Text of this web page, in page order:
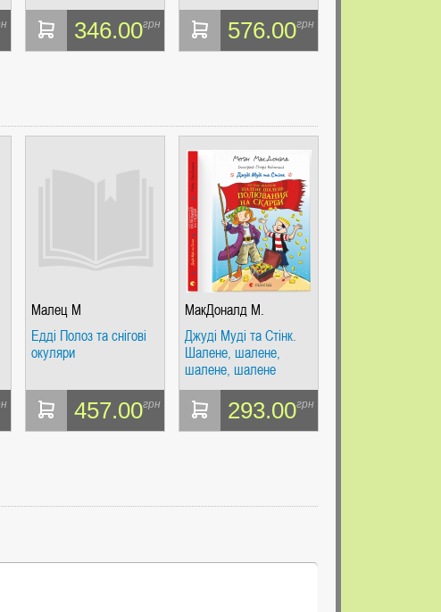
346.00грн 576.00грн
Малец М
Едді Полоз та снігові
окуляри
457.00грн
МакДоналд М.
Джуді Муді та Стінк.
Шалене, шалене,
шалене, шалене
полювання на скарби
293.00грн